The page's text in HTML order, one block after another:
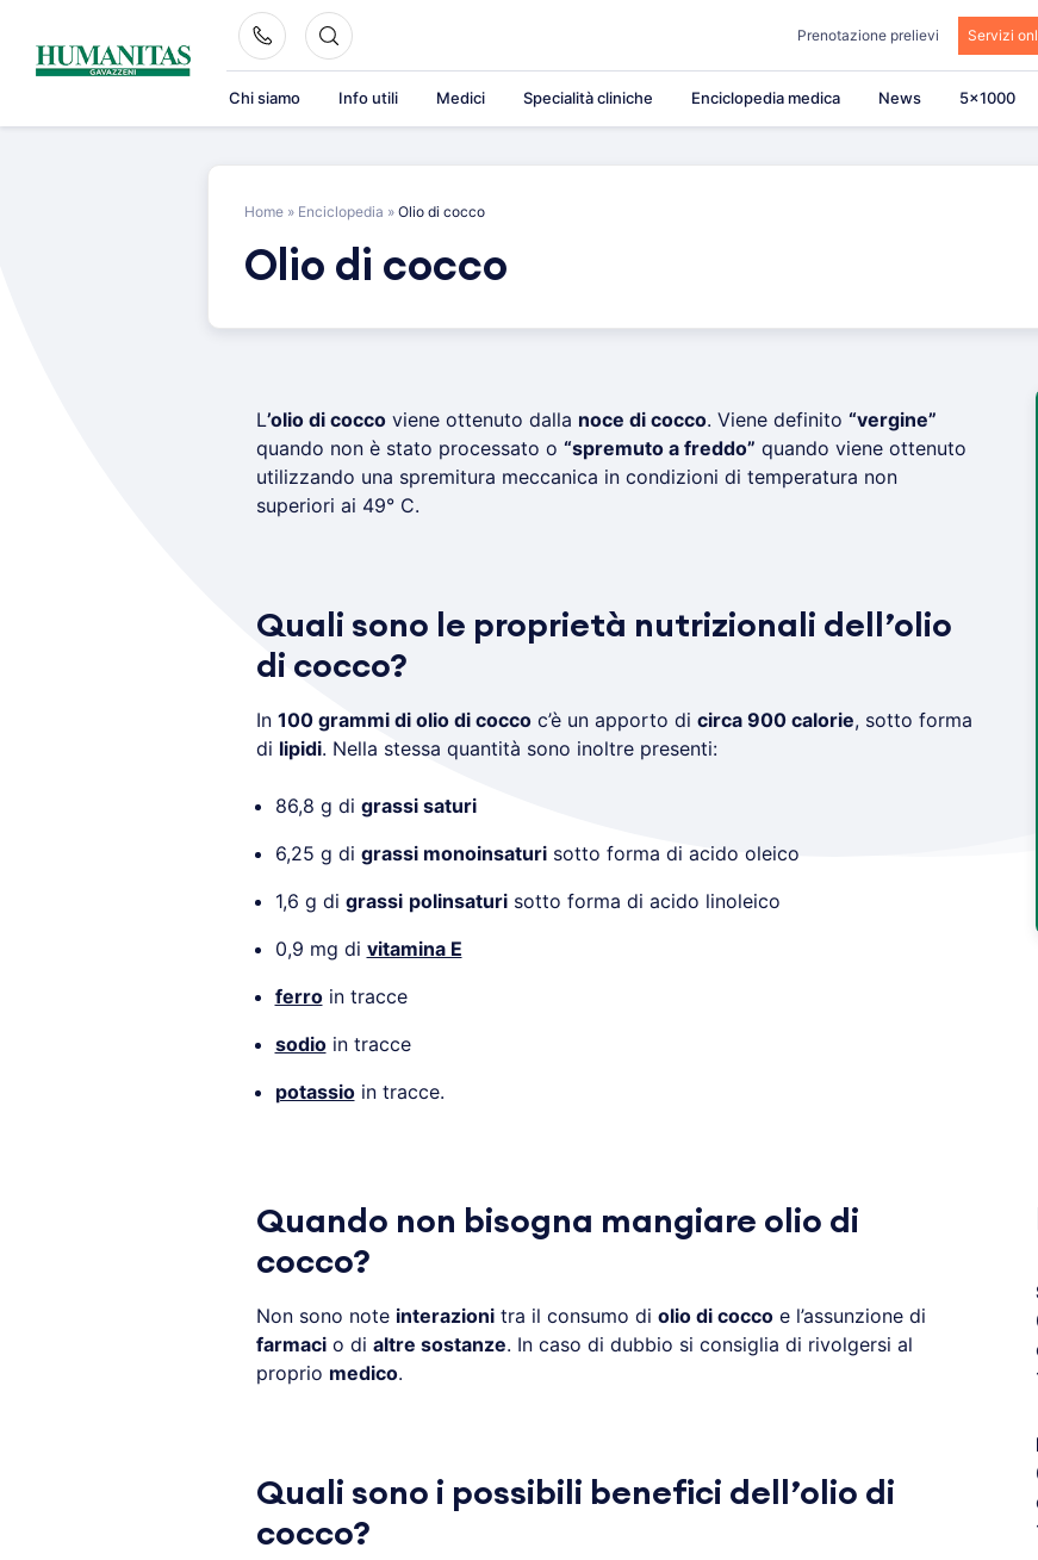
content
Prenotazione prelievi Servizi
Chi siamo Info utili Medici Specialità cliniche Enciclopedia medica News 5×1000
Home » Enciclopedia » Olio di cocco
Olio di cocco
L’olio di coccoviene ottenuto dalla noce di cocco. Viene definito “vergine”
quando non è stato processato o “spremuto a freddo” quando viene ottenuto
utilizzando una spremitura meccanica in condizioni di temperatura non
superiori ai 49° C.
Quali sono le proprietà nutrizionali dell’olio
di cocco?
In 100 grammi di olio di coccoc’è un apporto di circa 900 calorie, sotto forma
di lipidi. Nella stessa quantità sono inoltre presenti:
86,8 g di grassi saturi
6,25 g di grassi monoinsaturisotto forma di acido oleico
1,6 g di grassi polinsaturisotto forma di acido linoleico
0,9 mg di vitamina E
ferroin tracce
sodioin tracce
potassioin tracce.
Quando non bisogna mangiare olio di
cocco?
Non sono note interazionitra il consumo di olio di coccoe l’assunzione di
farmacio di altre sostanze. In caso di dubbio si consiglia di rivolgersi al
proprio medico.
Quali sono i possibili benefici dell’olio di
cocco?